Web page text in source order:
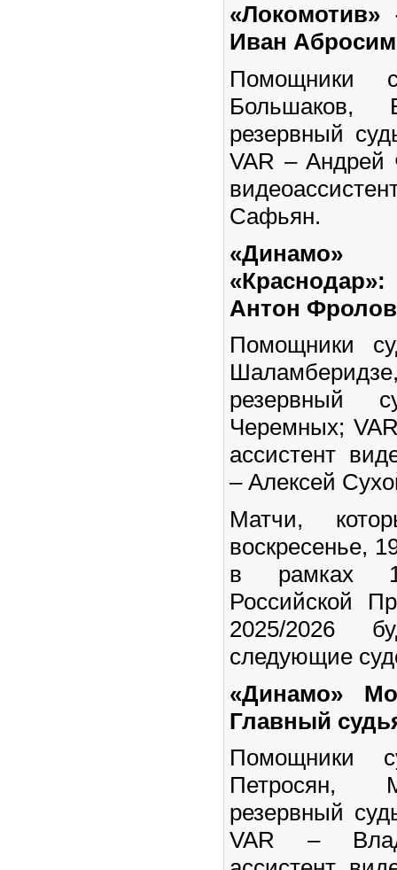
Иван
Помощники
Большаков,
резервный
VAR – Андрей
Сафьян.
«Динамо»
Антон Фролов
Помощники
резервный
Черемных;
ассистент
– Алексей
Матчи,
воскресенье,
в рамках
Российской
2025/2026
следующие
«Динамо»
Главный
Помощники
Петросян,
резервный
VAR –